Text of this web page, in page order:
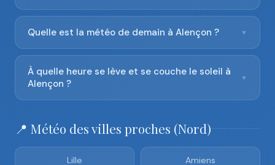
Quelle est la météo de demain à Alençon ? ▼
À quelle heure se lève et se couche le soleil à
Alençon ?
▼
📍 Météo des villes proches (Nord)
Lille Amiens